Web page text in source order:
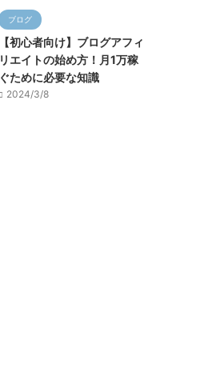
ブログ
【初心者向け】ブログアフィ
リエイトの始め方！月1万稼
ぐために必要な知識
2024/3/8